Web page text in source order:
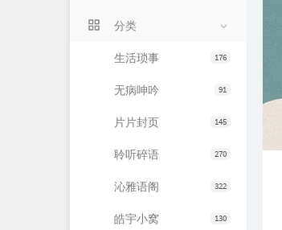
分类
176
生活琐事
91
无病呻吟
145
片片封页
270
聆听碎语
322
沁雅语阁
130
皓宇小窝